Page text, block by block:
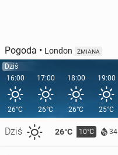
Pogoda • London ZMIANA
Dziś
16:00
26°C
Dziś 26°C 10°C 34
17:00
26°C
18:00
26°C
19:00
25°C